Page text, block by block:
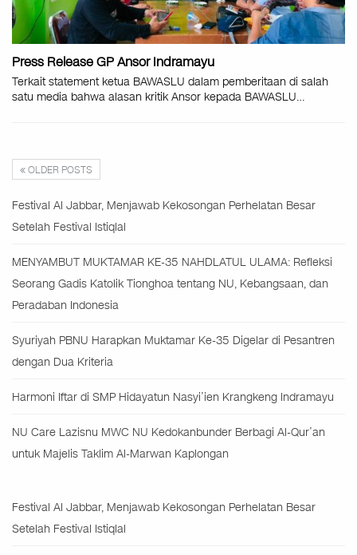
Press Release GP Ansor Indramayu
Terkait statement ketua BAWASLU dalam pemberitaan di salah
satu media bahwa alasan kritik Ansor kepada BAWASLU…
OLDER POSTS
Festival Al Jabbar, Menjawab Kekosongan Perhelatan Besar
Setelah Festival Istiqlal
MENYAMBUT MUKTAMAR KE-35 NAHDLATUL ULAMA: Refleksi
Seorang Gadis Katolik Tionghoa tentang NU, Kebangsaan, dan
Peradaban Indonesia
Syuriyah PBNU Harapkan Muktamar Ke-35 Digelar di Pesantren
dengan Dua Kriteria
Harmoni Iftar di SMP Hidayatun Nasyi’ien Krangkeng Indramayu
NU Care Lazisnu MWC NU Kedokanbunder Berbagi Al-Qur’an
untuk Majelis Taklim Al-Marwan Kaplongan
Festival Al Jabbar, Menjawab Kekosongan Perhelatan Besar
Setelah Festival Istiqlal